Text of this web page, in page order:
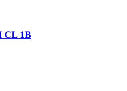
CL 1B